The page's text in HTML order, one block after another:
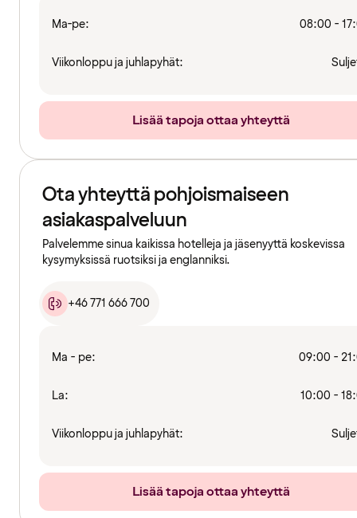
Ma-pe: 08:00 -
Viikonloppu ja juhlapyhät:
Lisää tapoja ottaa yhteyttä
Ota yhteyttä pohjoismaiseen
asiakaspalveluun
Palvelemme sinua kaikissa hotelleja ja jäsenyyttä koskevissa
kysymyksissä ruotsiksi ja englanniksi.
+46 771 666 700
Ma - pe: 09:00 -
La: 10:00 -
Viikonloppu ja juhlapyhät:
Lisää tapoja ottaa yhteyttä